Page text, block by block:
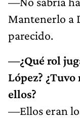
Mantenerlo a
parecido.
—¿Qué rol
López?
ellos?
—Ellos eran